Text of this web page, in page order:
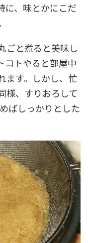
に、味とかにこだ
ごと煮ると美味し
コトやると部屋中
ます。しかし、忙
様、すりおろして
ばしっかりとした